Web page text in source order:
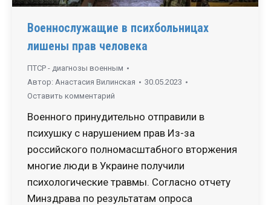
Военнослужащие в психбольницах
лишены прав человека
ПТСР - диагнозы военным
Автор: Анастасия Вилинская
30.05.2023
Оставить комментарий
Военного принудительно отправили в
психушку с нарушением прав Из-за
российского полномасштабного вторжения
многие люди в Украине получили
психологические травмы. Согласно отчету
Минздрава по результатам опроса